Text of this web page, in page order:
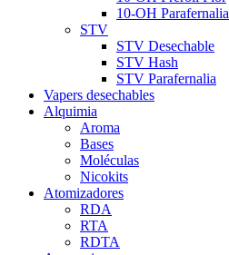
10-OH Parafernalia
STV
STV Desechable
STV Hash
STV Parafernalia
Vapers desechables
Alquimia
Aroma
Bases
Moléculas
Nicokits
Atomizadores
RDA
RTA
RDTA